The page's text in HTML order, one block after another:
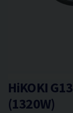
HiKOKI
(1320W)